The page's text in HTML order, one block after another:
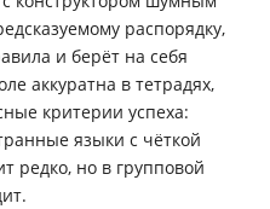
распорядку,
и берёт на себя
аккуратна в тетрадях,
критерии успеха:
языки с чёткой
редко, но в групповой